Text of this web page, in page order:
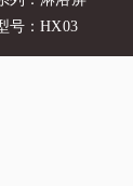
号：HX03